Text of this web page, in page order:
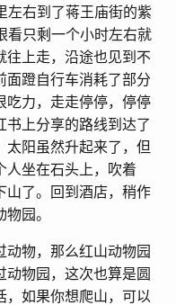
左右到了蒋王庙街的紫
看只剩一个小时左右就
往上走，沿途也见到不
面蹬自行车消耗了部分
吃力，走走停停，停停
书上分享的路线到达了
太阳虽然升起来了，但
人坐在石头上，吹着
山了。回到酒店，稍作
园。
物，那么红山动物园
动物园，这次也算是圆
，如果你想爬山，可以